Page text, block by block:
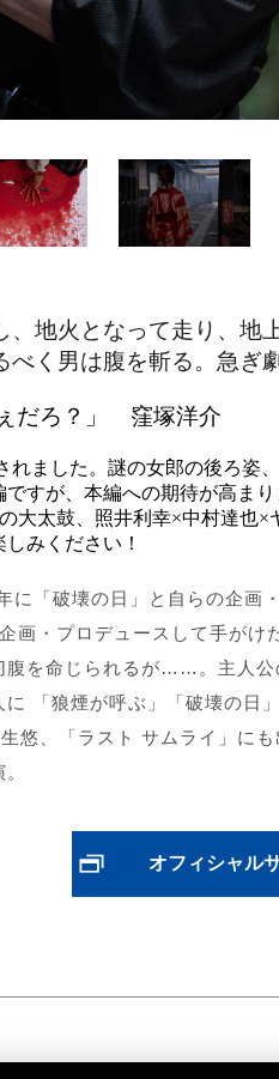
、地火となって走り、
べく男は腹を斬る。急ぎ
だろ？」 窪塚洋介
れました。謎の女郎の後ろ
すが、本編への期待が高ま
大太鼓、照井利幸×中村達也×
みください！
に「破壊の日」と自らの企画
画・プロデュースして手が
腹を命じられるが……。主人
「狼煙が呼ぶ」「破壊の日
悠、「ラスト サムライ」に
オフィシャル